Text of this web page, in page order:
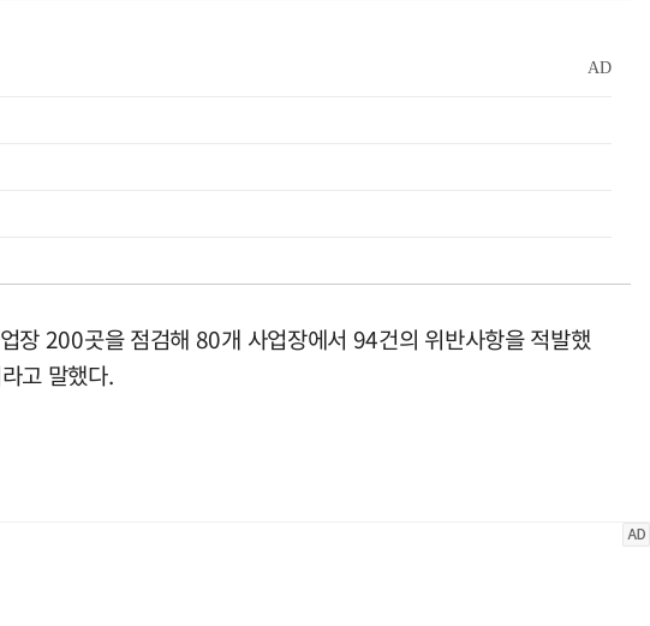
장 200곳을 점검해 80개 사업장에서 94건의 위반사항을 적발했
고 말했다.